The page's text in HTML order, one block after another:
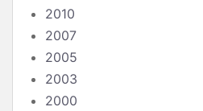
2010
2007
2005
2003
2000